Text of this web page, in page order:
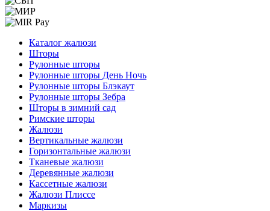
МенюКаталог жалюзи
Шторы
Рулонные шторы
Рулонные шторы День Ночь
Рулонные шторы Блэкаут
Рулонные шторы Зебра
Шторы в зимний сад
Римские шторы
Жалюзи
Вертикальные жалюзи
Горизонтальные жалюзи
Тканевые жалюзи
Деревянные жалюзи
Кассетные жалюзи
Жалюзи Плиссе
Маркизы